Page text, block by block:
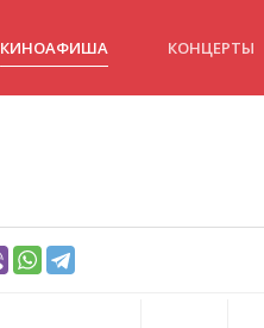
КИНОАФИША КОНЦЕРТЫ